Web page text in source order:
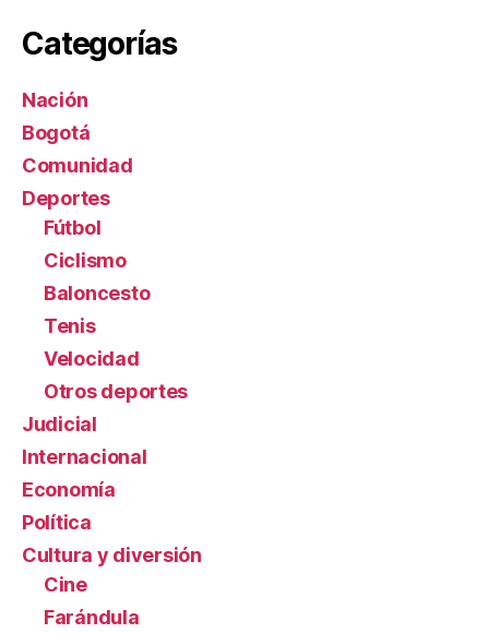
Categorías
Nación
Bogotá
Comunidad
Deportes
Fútbol
Ciclismo
Baloncesto
Tenis
Velocidad
Otros deportes
Judicial
Internacional
Economía
Política
Cultura y diversión
Cine
Farándula